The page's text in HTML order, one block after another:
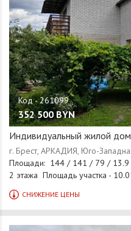
352 500 BYN
Индивидуальный жилой дом